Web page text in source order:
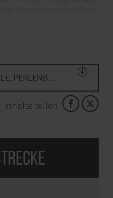
GPX: 63 HÖFENER MÜHLE, PERLENBACHTAL, JÄGERSSIEF
Inhalte teilen: